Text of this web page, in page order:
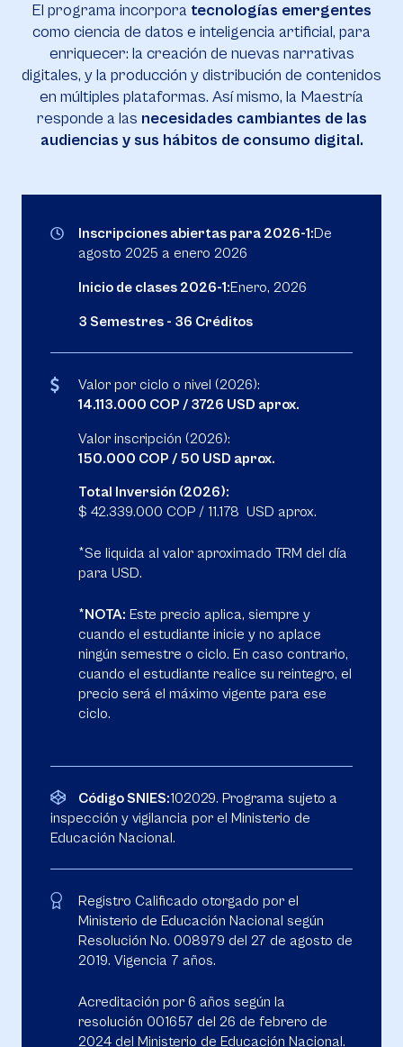
El programa incorpora tecnologías emergentes
como ciencia de datos e inteligencia artificial, para
enriquecer: la creación de nuevas narrativas
digitales, y la producción y distribución de contenidos
en múltiples plataformas. Así mismo, la Maestría
responde a las necesidades cambiantes de las
audiencias y sus hábitos de consumo digital.
Inscripciones abiertas para 2026-1:De
agosto 2025 a enero 2026
Inicio de clases 2026-1:Enero, 2026
3 Semestres - 36 Créditos
Valor por ciclo o nivel (2026):
14.113.000 COP / 3726 USD aprox.
Valor inscripción (2026):
150.000 COP / 50 USD aprox.
Total Inversión (2026):
$ 42.339.000 COP / 11.178 USD aprox.
*Se liquida al valor aproximado TRM del día
para USD.
*NOTA: Este precio aplica, siempre y
cuando el estudiante inicie y no aplace
ningún semestre o ciclo. En caso contrario,
cuando el estudiante realice su reintegro, el
precio será el máximo vigente para ese
ciclo.
Código SNIES:102029. Programa sujeto a
inspección y vigilancia por el Ministerio de
Educación Nacional.
Registro Calificado otorgado por el
Ministerio de Educación Nacional según
Resolución No. 008979 del 27 de agosto de
2019. Vigencia 7 años.
Acreditación por 6 años según la
resolución 001657 del 26 de febrero de
2024 del Ministerio de Educación Nacional.